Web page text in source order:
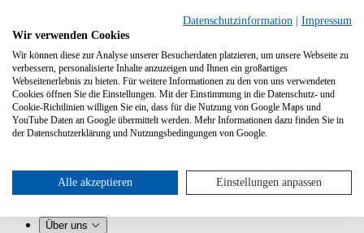
Leistungen
VLB-TIX kennenlernen
Für Vertretungen
Für Presse
Über uns
Datenschutzinformation
Impressum
Wir verwenden Cookies
Wir können diese zur Analyse unserer Besucherdaten platzieren, um unsere Webseite zu
verbessern, personalisierte Inhalte anzuzeigen und Ihnen ein großartiges
Webseitenerlebnis zu bieten. Für weitere Informationen zu den von uns verwendeten
Cookies öffnen Sie die Einstellungen. Mit der Einstimmung in die Datenschutz- und
Cookie-Richtlinien willigen Sie ein, dass für die Nutzung von Google Maps und
YouTube Daten an Google übermittelt werden. Mehr Informationen dazu finden Sie in
der Datenschutzerklärung und Nutzungsbedingungen von Google.
Alle akzeptieren Einstellungen anpassen